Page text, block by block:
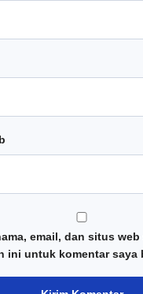
email, dan situs web
ini untuk komentar saya